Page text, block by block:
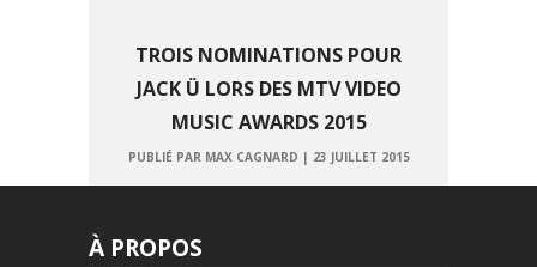
TROIS NOMINATIONS POUR
JACK Ü LORS DES MTV VIDEO
MUSIC AWARDS 2015
PUBLIÉ PAR MAX CAGNARD | 23 JUILLET 2015
À PROPOS